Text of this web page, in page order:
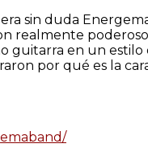
era sin duda
realmente
guitarra en un
por qué es la